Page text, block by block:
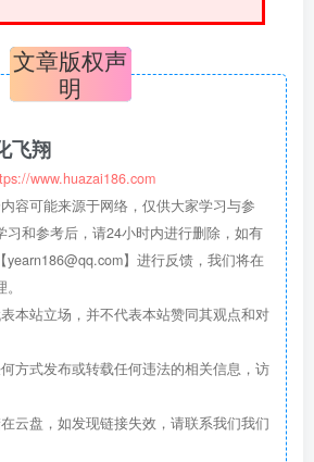
文章版权声
明
飞翔
www.huazai186.com
容可能来源于网络，仅供大家学习与参
习和参考后，请24小时内进行删除，如有
】进行反馈，我们将在
本站立场，并不代表本站赞同其观点和对
方式发布或转载任何违法的相关信息，访
云盘，如发现链接失效，请联系我们我们